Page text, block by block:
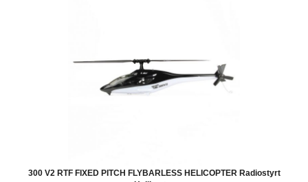
300 V2 RTF FIXED PITCH FLYBARLESS HELICOPTER Radiostyrt